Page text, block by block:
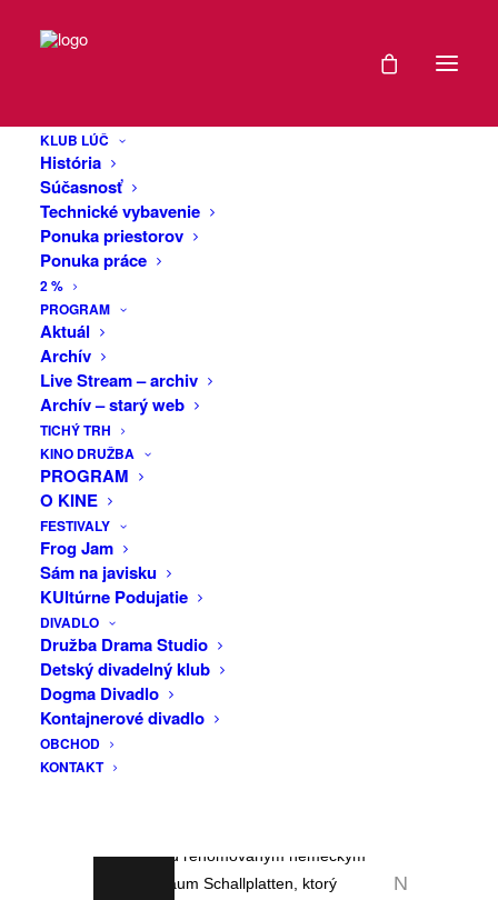
KLUB LÚČ
História
Súčasnosť
Technické vybavenie
Ponuka priestorov
Ponuka práce
2 %
PROGRAM
Aktuál
Archív
Live Stream – archiv
Archív – starý web
TICHÝ TRH
KINO DRUŽBA
PROGRAM
O KINE
FESTIVALY
Frog Jam
Sám na javisku
KUltúrne Podujatie
DIVADLO
Družba Drama Studio
Detský divadelný klub
Dogma Divadlo
Kontajnerové divadlo
OBCHOD
KONTAKT
Genes (SK) +
WHITHE (SK):
live and dj set
Blame Your Genes patrí medzi
najuznávanejších elektronických
producentov na slovenskej hudobnej
scéne. Vo svojej tvorbe spája dynamický
house a techno zvuk s občasnými
breakbeatovými prvkami a bohatými
analógovými synťákmi. Jeho inšpiráciou
bola najmä raná tvorba elektronických
projektov z 90. rokov, ako sú Chemical
Brothers, Underworld, Leftfield či Orbital.
Jeho EP „Skins“ získalo v roku 2023
ocenenie Radio_Head Award za najlepší
album v kategórii elektronická hudba.
Slovenskú scénu zaujal už predtým
rozmanitosťou a vyzretosťou svojho
debutového EP „Liquid White“, ktoré
obsahuje päť skladieb a dostalo sa na
„Limbo“ pod renomovaným nemeckým
labelom Traum Schallplatten, ktorý
DÁTUM
N